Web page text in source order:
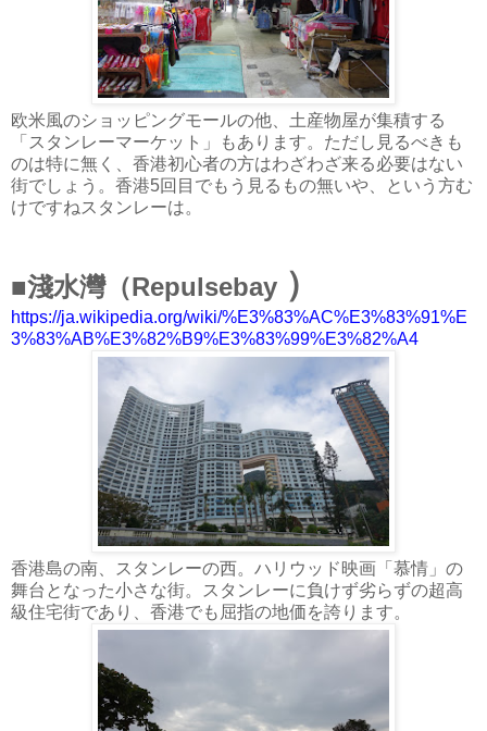
欧米風のショッピングモールの他、土産物屋が集積する
「スタンレーマーケット」もあります。ただし見るべきも
のは特に無く、香港初心者の方はわざわざ来る必要はない
街でしょう。香港5回目でもう見るもの無いや、という方む
けですねスタンレーは。
■淺水灣（Repulsebay ）
https://ja.wikipedia.org/wiki/%E3%83%AC%E3%83%91%E
3%83%AB%E3%82%B9%E3%83%99%E3%82%A4
香港島の南、スタンレーの西。ハリウッド映画「慕情」の
舞台となった小さな街。スタンレーに負けず劣らずの超高
級住宅街であり、香港でも屈指の地価を誇ります。